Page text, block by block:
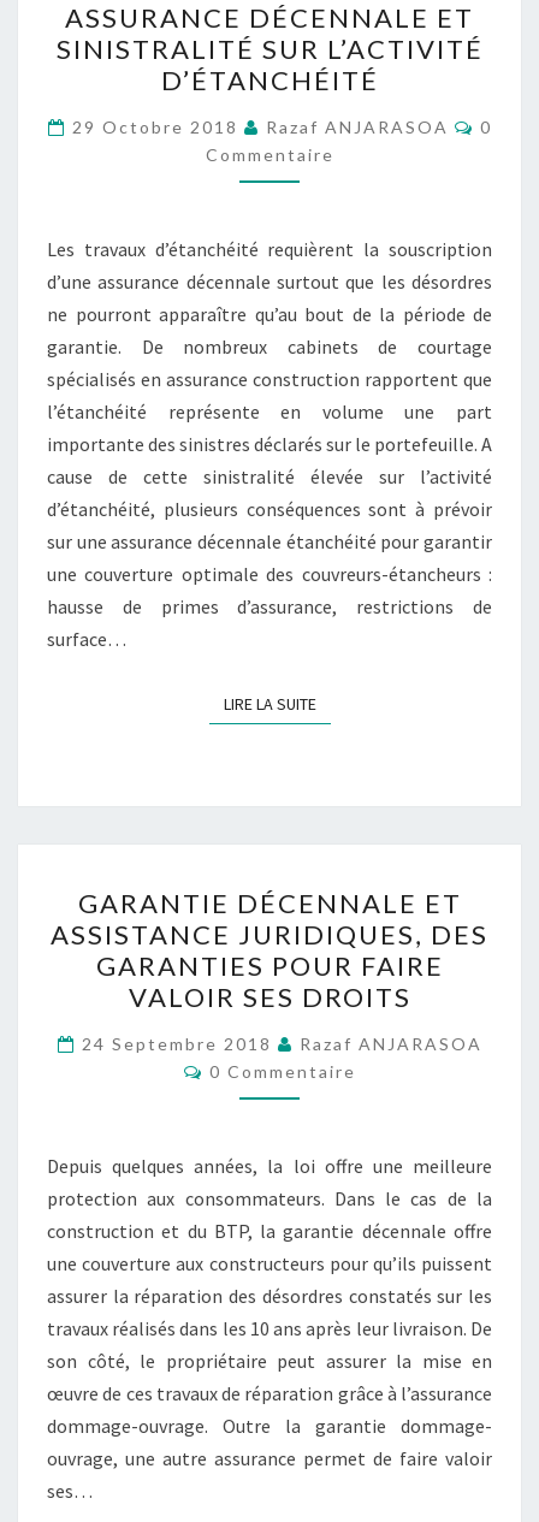
DÉCENNALE
ET
SINISTRALITÉ
SUR
L’ACTIVITÉ
D’ÉTANCHÉITÉ
ASSURANCE DÉCENNALE ET
SINISTRALITÉ SUR L’ACTIVITÉ
D’ÉTANCHÉITÉ
29 Octobre 2018 Razaf ANJARASOA
0
Commentaire
Les travaux d’étanchéité requièrent la souscription
d’une assurance décennale surtout que les désordres
ne pourront apparaître qu’au bout de la période de
garantie. De nombreux cabinets de courtage
spécialisés en assurance construction rapportent que
l’étanchéité représente en volume une part
importante des sinistres déclarés sur le portefeuille. A
cause de cette sinistralité élevée sur l’activité
d’étanchéité, plusieurs conséquences sont à prévoir
sur une assurance décennale étanchéité pour garantir
une couverture optimale des couvreurs-étancheurs :
hausse de primes d’assurance, restrictions de
surface…
LIRE LA SUITELIRE LA SUITE
DÉCENNALE
ET
ASSISTANCE
JURIDIQUES,
DES
GARANTIES
POUR
VALOIR
SES
DROITS
GARANTIE DÉCENNALE ET
ASSISTANCE JURIDIQUES, DES
GARANTIES POUR FAIRE
VALOIR SES DROITS
24 Septembre 2018
Razaf ANJARASOA
Commentaires
0 Commentaire
Depuis quelques années, la loi offre une meilleure
protection aux consommateurs. Dans le cas de la
construction et du BTP, la garantie décennale offre
une couverture aux constructeurs pour qu’ils puissent
assurer la réparation des désordres constatés sur les
travaux réalisés dans les 10 ans après leur livraison. De
son côté, le propriétaire peut assurer la mise en
œuvre de ces travaux de réparation grâce à l’assurance
dommage-ouvrage. Outre la garantie dommage-
ouvrage, une autre assurance permet de faire valoir
ses…